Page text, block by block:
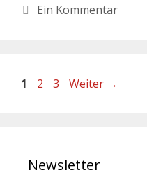
Ein Kommentar
1 2 3 Weiter →
Newsletter